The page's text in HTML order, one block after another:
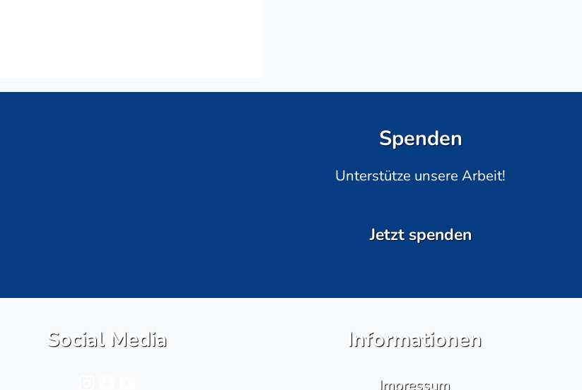
Spenden
Unterstütze unsere Arbeit!
Jetzt spenden
Social Media
Informationen
Impressum